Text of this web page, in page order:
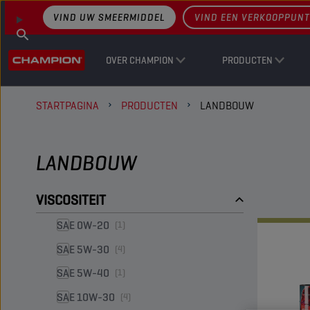
OVER CHAMPION PRODUCTEN
VIND UW SMEERMIDDEL VIND EEN VERKOOPPUNT
STARTPAGINA PRODUCTEN LANDBOUW
LANDBOUW
VISCOSITEIT
SAE 0W-20 (1)
SAE 5W-30 (4)
SAE 5W-40 (1)
SAE 10W-30 (4)